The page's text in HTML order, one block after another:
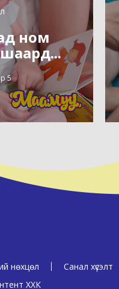
ном
5
нөхцөл Санал хүсэлт
ХХК